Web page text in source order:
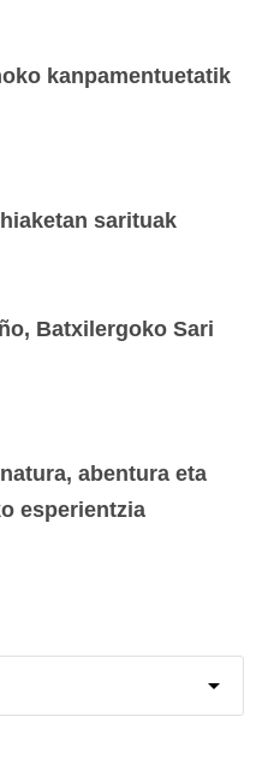
kanpamentuetatik
sarituak
Batxilergoko Sari
abentura eta
esperientzia